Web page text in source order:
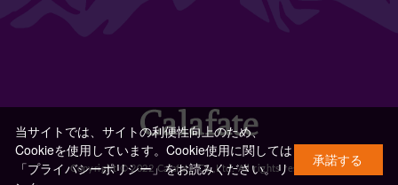
Copyright © 2022 Calafate Co.,Ltd. All rights reserved.
当サイトでは、サイトの利便性向上のため、
Cookieを使用しています。Cookie使用に関しては
「プライバシーポリシー」をお読みください。リ
承諾する